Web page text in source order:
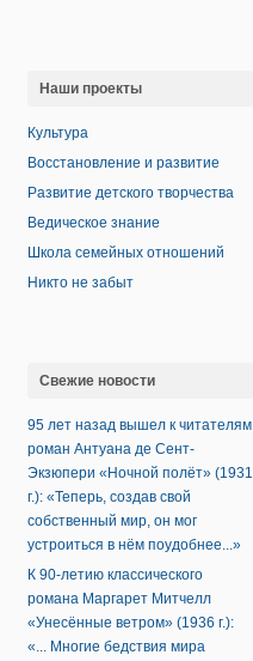
Наши проекты
Культура
Восстановление и развитие
Развитие детского творчества
Ведическое знание
Школа семейных отношений
Никто не забыт
Свежие новости
95 лет назад вышел к читателям
роман Антуана де Сент-
Экзюпери «Ночной полёт» (1931
г.): «Теперь, создав свой
собственный мир, он мог
устроиться в нём поудобнее...»
К 90-летию классического
романа Маргарет Митчелл
«Унесённые ветром» (1936 г.):
«... Многие бедствия мира